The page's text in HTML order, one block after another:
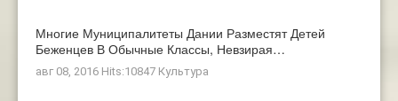
Многие Муниципалитеты Дании Разместят Детей
Беженцев В Обычные Классы, Невзирая…
авг 08, 2016 Hits:10847 Культура